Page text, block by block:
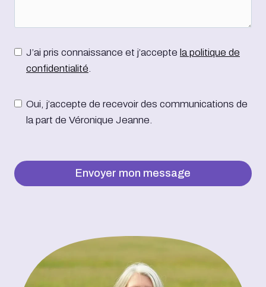
J’ai pris connaissance et j’accepte la politique de
confidentialité.
Oui, j’accepte de recevoir des communications de
la part de Véronique Jeanne.
Envoyer mon message